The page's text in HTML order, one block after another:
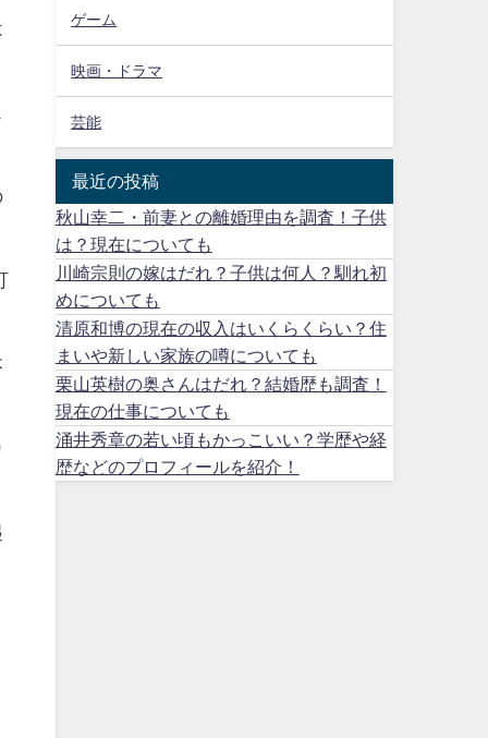
ゲーム
映画・ドラマ
芸能
最近の投稿
秋山幸二・前妻との離婚理由を調査！子供
は？現在についても
川崎宗則の嫁はだれ？子供は何人？馴れ初
めについても
清原和博の現在の収入はいくらくらい？住
まいや新しい家族の噂についても
栗山英樹の奥さんはだれ？結婚歴も調査！
現在の仕事についても
涌井秀章の若い頃もかっこいい？学歴や経
歴などのプロフィールを紹介！